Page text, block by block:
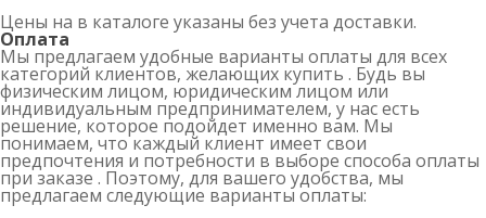
Цены на в каталоге указаны без учета доставки.
Оплата
Мы предлагаем удобные варианты оплаты для всех
категорий клиентов, желающих купить . Будь вы
физическим лицом, юридическим лицом или
индивидуальным предпринимателем, у нас есть
решение, которое подойдет именно вам. Мы
понимаем, что каждый клиент имеет свои
предпочтения и потребности в выборе способа оплаты
при заказе . Поэтому, для вашего удобства, мы
предлагаем следующие варианты оплаты: